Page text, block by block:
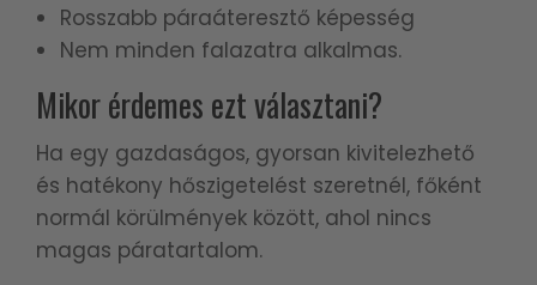
Rosszabb páraáteresztő képesség
Nem minden falazatra alkalmas.
Mikor érdemes ezt választani?
Ha egy gazdaságos, gyorsan kivitelezhető
és hatékony hőszigetelést szeretnél, főként
normál körülmények között, ahol nincs
magas páratartalom.